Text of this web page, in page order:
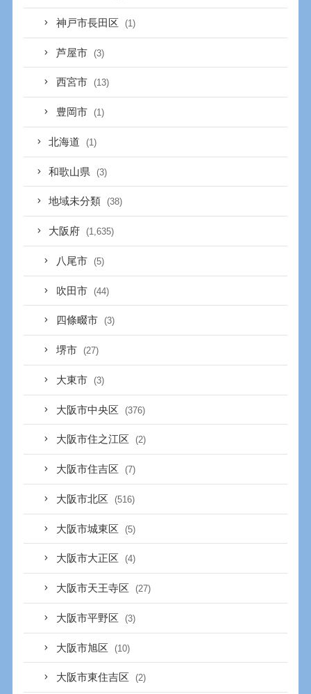
神戸市長田区 (1)
芦屋市 (3)
西宮市 (13)
豊岡市 (1)
北海道 (1)
和歌山県 (3)
地域未分類 (38)
大阪府 (1,635)
八尾市 (5)
吹田市 (44)
四條畷市 (3)
堺市 (27)
大東市 (3)
大阪市中央区 (376)
大阪市住之江区 (2)
大阪市住吉区 (7)
大阪市北区 (516)
大阪市城東区 (5)
大阪市大正区 (4)
大阪市天王寺区 (27)
大阪市平野区 (3)
大阪市旭区 (10)
大阪市東住吉区 (2)